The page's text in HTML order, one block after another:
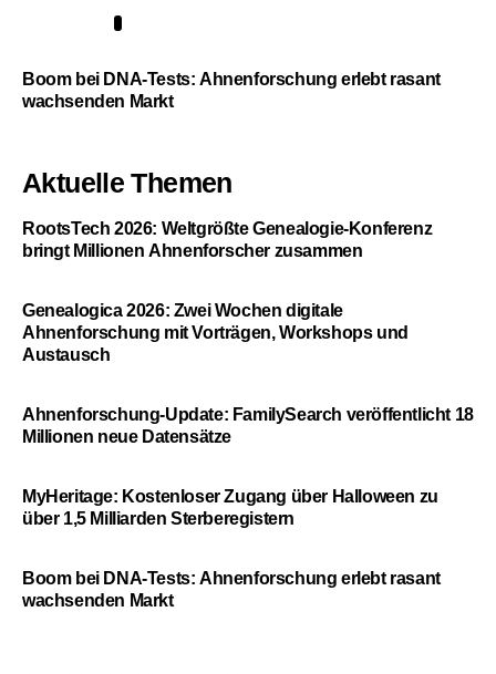
Boom bei DNA-Tests: Ahnenforschung erlebt rasant
wachsenden Markt
Aktuelle Themen
RootsTech 2026: Weltgrößte Genealogie-Konferenz
bringt Millionen Ahnenforscher zusammen
Genealogica 2026: Zwei Wochen digitale
Ahnenforschung mit Vorträgen, Workshops und
Austausch
Ahnenforschung-Update: FamilySearch veröffentlicht 18
Millionen neue Datensätze
MyHeritage: Kostenloser Zugang über Halloween zu
über 1,5 Milliarden Sterberegistern
Boom bei DNA-Tests: Ahnenforschung erlebt rasant
wachsenden Markt